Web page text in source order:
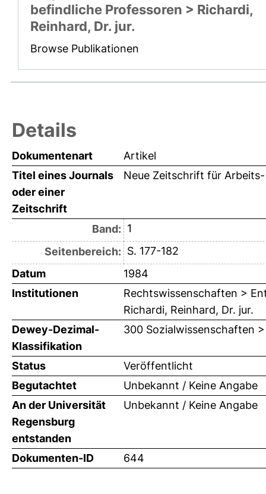
befindliche Professoren > Richardi,
Reinhard, Dr. jur.
Browse Publikationen
Details
Dokumentenart
Artikel
Titel eines Journals
oder einer
Zeitschrift
Neue Zeitschrift für
Band: 1
Seitenbereich: S. 177-182
Datum
1984
Institutionen
Rechtswissenschaften >
Richardi, Reinhard, Dr. jur.
Dewey-Dezimal-
Klassifikation
300 Sozialwissenschaften
Status
Veröffentlicht
Begutachtet
Unbekannt / Keine Angabe
An der Universität
Regensburg
entstanden
Unbekannt / Keine Angabe
Dokumenten-ID 644